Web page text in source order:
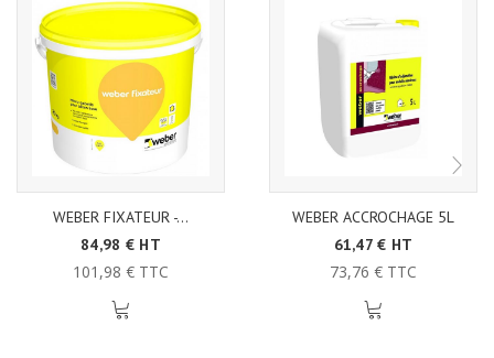
WEBER FIXATEUR -...
84,98 € HT
101,98 € TTC
WEBER ACCROCHAGE 5L
61,47 € HT
73,76 € TTC